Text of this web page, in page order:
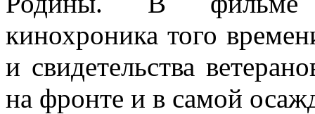
кинохроника того
и свидетельства
на фронте и в самой